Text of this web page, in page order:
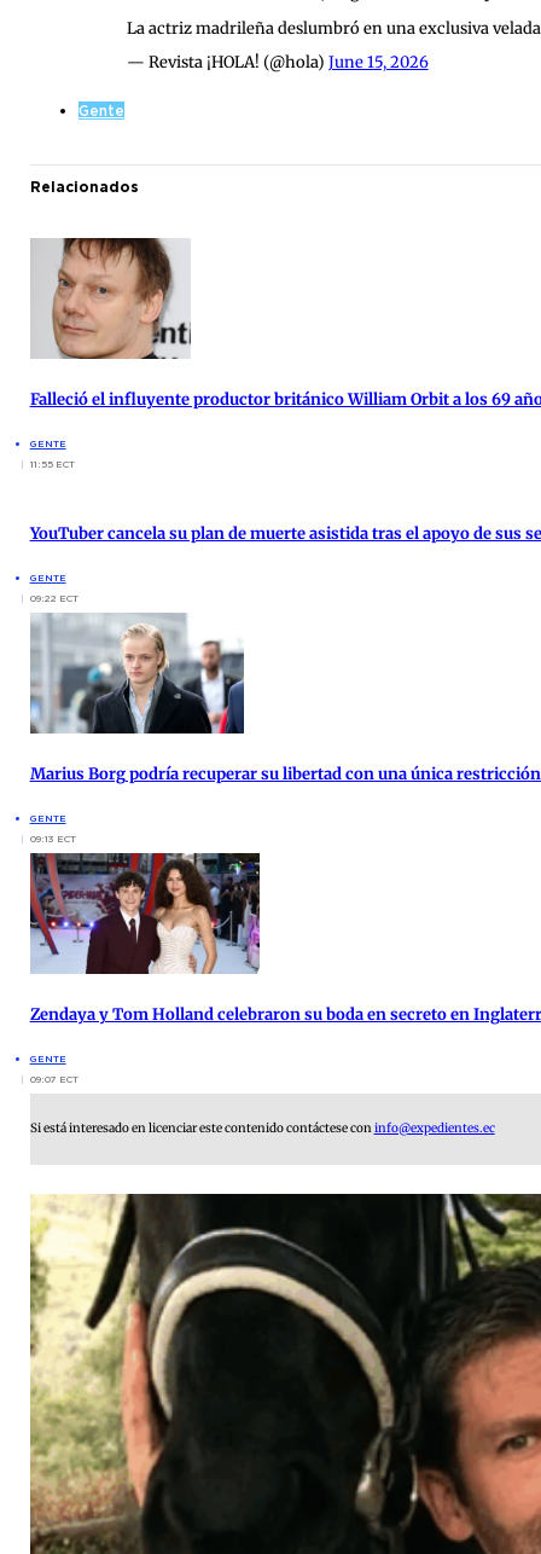
La actriz madrileña deslumbró en una exclusiva
— Revista ¡HOLA! (@hola) June 15, 2026
Gente
Relacionados
Falleció el influyente productor británico William Orbit a los 69
GENTE
11:55 ECT
YouTuber cancela su plan de muerte asistida tras el apoyo de sus
GENTE
09:22 ECT
Marius Borg podría recuperar su libertad con una única
GENTE
09:13 ECT
Zendaya y Tom Holland celebraron su boda en secreto en
GENTE
09:07 ECT
Si está interesado en licenciar este contenido contáctese coninfo@expedientes.ec